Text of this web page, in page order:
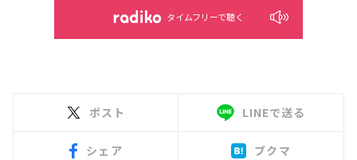
タイムフリーで聴く
ポスト LINEで送る
シェア ブクマ